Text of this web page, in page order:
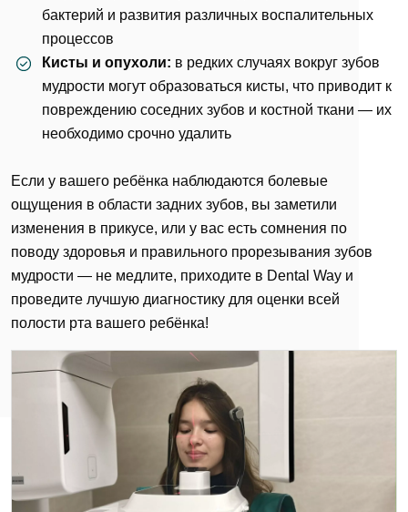
бактерий и развития различных воспалительных
процессов
Кисты и опухоли: в редких случаях вокруг зубов
мудрости могут образоваться кисты, что приводит к
повреждению соседних зубов и костной ткани — их
необходимо срочно удалить
Если у вашего ребёнка наблюдаются болевые
ощущения в области задних зубов, вы заметили
изменения в прикусе, или у вас есть сомнения по
поводу здоровья и правильного прорезывания зубов
мудрости — не медлите, приходите в Dental Way и
проведите лучшую диагностику для оценки всей
полости рта вашего ребёнка!